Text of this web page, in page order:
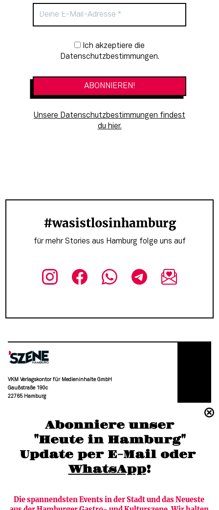
Abonniere unser
"Heute in Hamburg"
Update per E-Mail oder
WhatsApp!
Die spannendsten Events in der Stadt und das Neueste
Newsletter-Anmeldung
Datenschutzbestimmungen.
Unsere Datenschutzbestimmungen findest
du hier.
#wasistlosinhamburg
für mehr Stories aus Hamburg folge uns auf
VKM Verlagskontor für Medieninhalte GmbH
Gaußstraße 190c
22765 Hamburg
moc.grubmah-enezs@ofni